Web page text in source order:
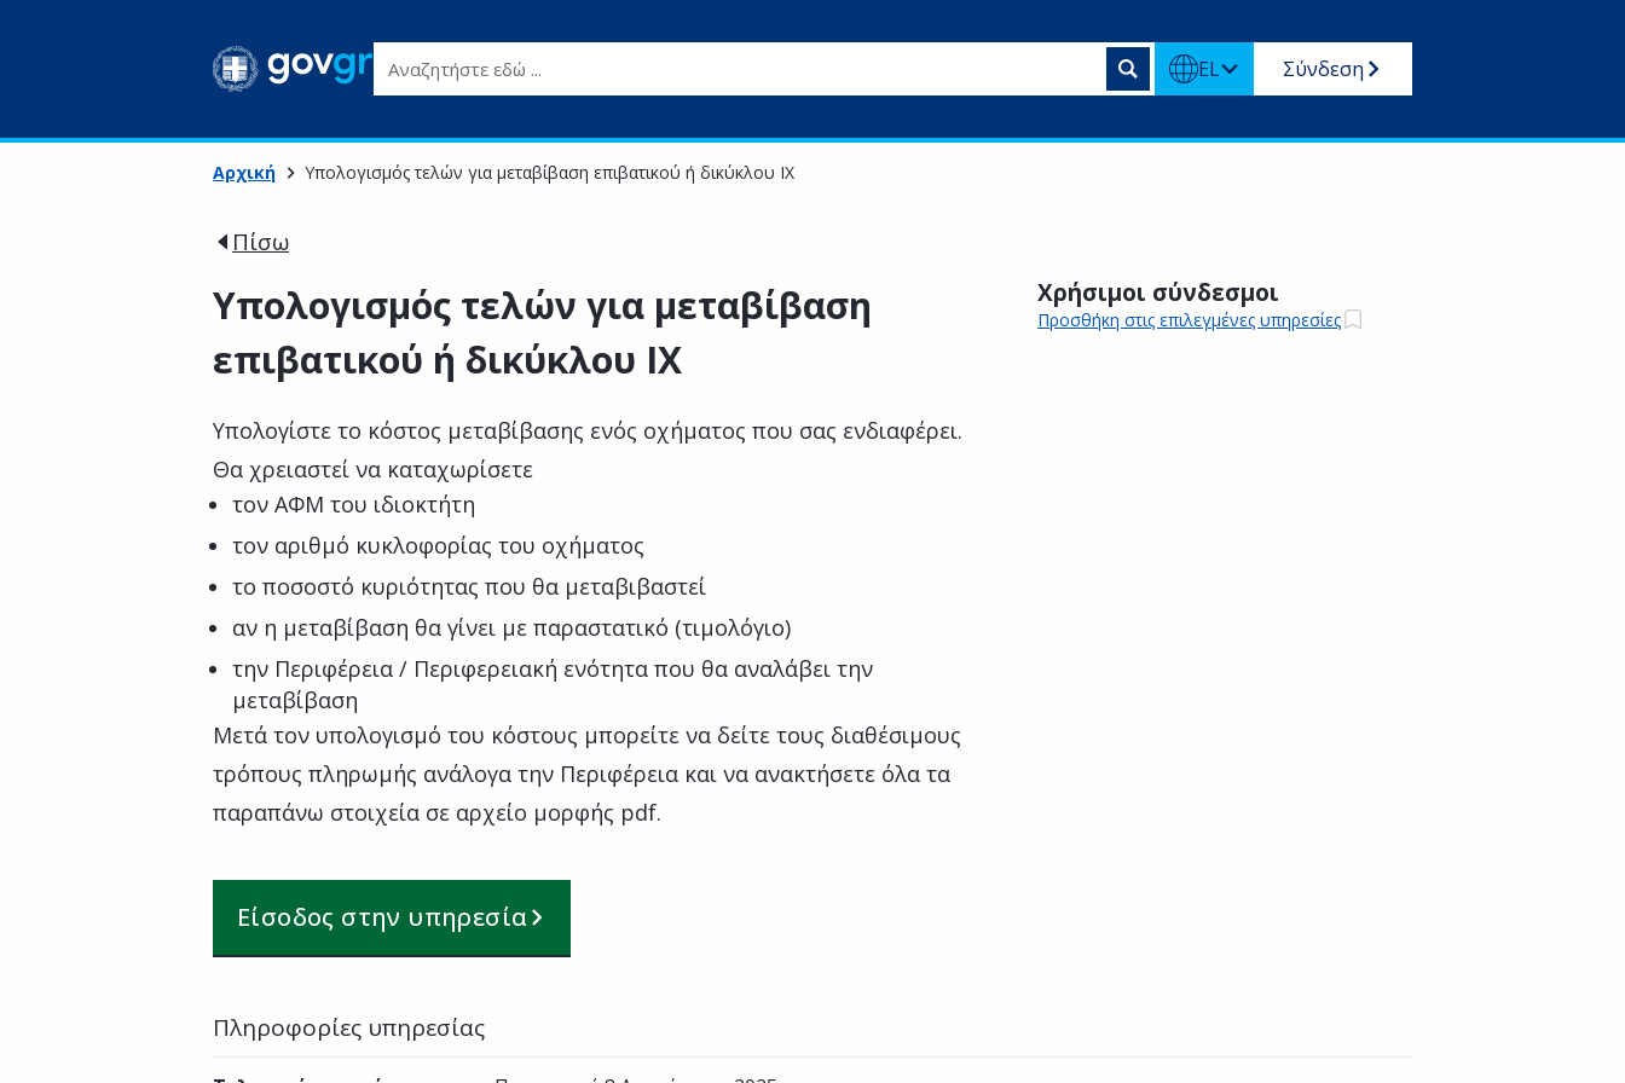
Αναζητήστε εδώ ... EL Σύνδεση
Αρχική Υπολογισμός τελών για μεταβίβαση επιβατικού ή δικύκλου ΙΧ
Πίσω
Υπολογισμός τελών για μεταβίβαση
επιβατικού ή δικύκλου ΙΧ
Υπολογίστε το κόστος μεταβίβασης ενός οχήματος που σας ενδιαφέρει.
Θα χρειαστεί να καταχωρίσετε
τον ΑΦΜ του ιδιοκτήτη
τον αριθμό κυκλοφορίας του οχήματος
το ποσοστό κυριότητας που θα μεταβιβαστεί
αν η μεταβίβαση θα γίνει με παραστατικό (τιμολόγιο)
την Περιφέρεια / Περιφερειακή ενότητα που θα αναλάβει την
μεταβίβαση
Μετά τον υπολογισμό του κόστους μπορείτε να δείτε τους διαθέσιμους
τρόπους πληρωμής ανάλογα την Περιφέρεια και να ανακτήσετε όλα τα
παραπάνω στοιχεία σε αρχείο μορφής pdf.
Είσοδος στην υπηρεσία
Χρήσιμοι σύνδεσμοι
Προσθήκη στις επιλεγμένες υπηρεσίες
Πληροφορίες υπηρεσίας